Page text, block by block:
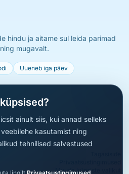
hindu ja aitame sul leida parimad
mugavalt.
Uueneb iga päev
Muuda küpsiste valikut
ainult siis, kui annad selleks
kasutamist ning
tehnilised salvestused